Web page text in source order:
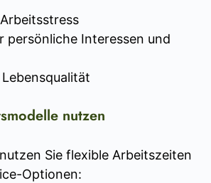
persönliche Interessen und
nutzen
Sie flexible Arbeitszeiten
Optionen: